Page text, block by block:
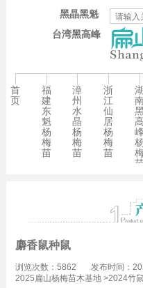
台湾黑高峰
黑晶黑魁
首
页
福
建
东
魁
杨
梅
苗
漳
州
水
晶
杨
梅
苗
浙
江
仙
居
杨
梅
苗
湖
高
峰
杨
麝香鼠种鼠
浏览次数：5862
发布时间：
2025扁山杨梅苗木基地>2024竹